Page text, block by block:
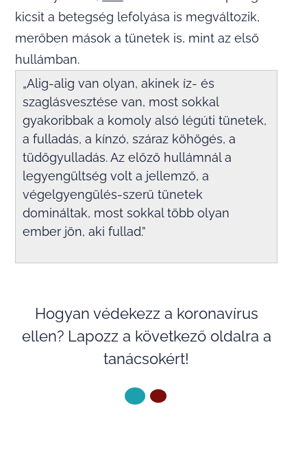
kicsit a betegség lefolyása is megváltozik,
merőben mások a tünetek is, mint az első
hullámban.
„Alig-alig van olyan, akinek íz- és
szaglásvesztése van, most sokkal
gyakoribbak a komoly alsó légúti tünetek,
a fulladás, a kínzó, száraz köhögés, a
tüdőgyulladás. Az előző hullámnál a
legyengültség volt a jellemző, a
végelgyengülés-szerű tünetek
domináltak, most sokkal több olyan
ember jön, aki fullad.”
Hogyan védekezz a koronavírus
ellen? Lapozz a következő oldalra a
tanácsokért!